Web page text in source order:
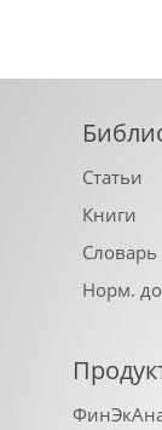
Статьи
Книги
Словарь
Норм.